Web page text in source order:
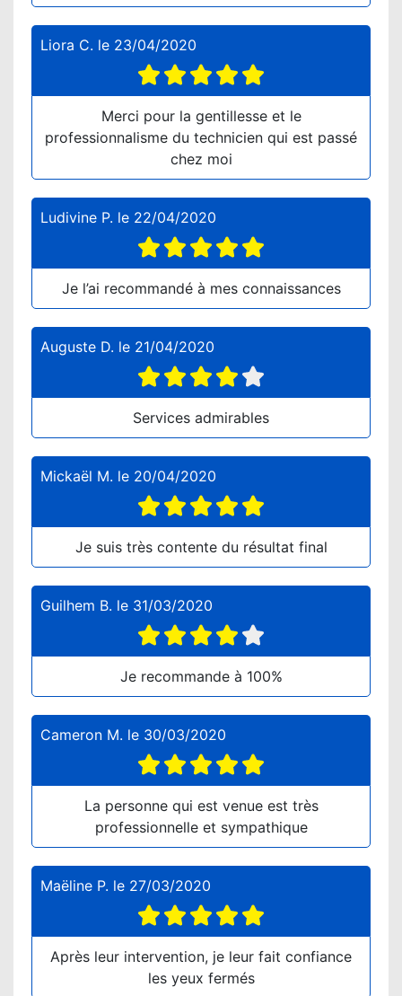
Liora C. le 23/04/2020
Merci pour la gentillesse et le
professionnalisme du technicien qui est passé
chez moi
Ludivine P. le 22/04/2020
Je l’ai recommandé à mes connaissances
Auguste D. le 21/04/2020
Services admirables
Mickaël M. le 20/04/2020
Je suis très contente du résultat final
Guilhem B. le 31/03/2020
Je recommande à 100%
Cameron M. le 30/03/2020
La personne qui est venue est très
professionnelle et sympathique
Maëline P. le 27/03/2020
Après leur intervention, je leur fait confiance
les yeux fermés